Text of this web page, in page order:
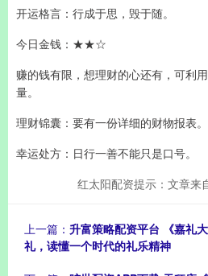
开运格言：行成于思，毁于随。
今日金钱：★★☆
赚的钱有限，想理财的心还有，可利
量。
理财锦囊：要有一份详细的财物报表。
幸运处方：日行一善不能只是口号。
红太阳配资提示：文章来
上一篇： 升富策略配资平台 《嘉礼
礼，读懂一个时代的礼乐精神